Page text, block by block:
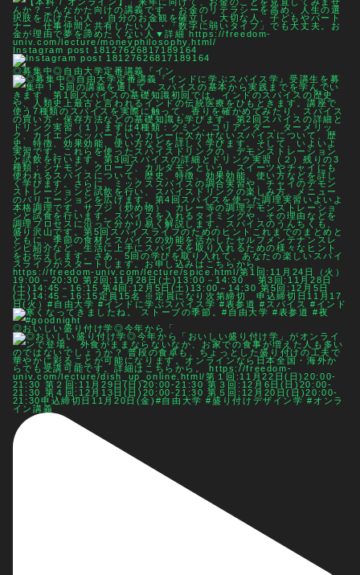
Instagram post 18127626817189164
◎募集中◎自由大学定番講義『イン
◎おいしい盛り付け学◎今年から「